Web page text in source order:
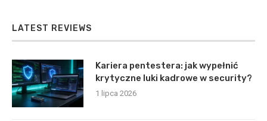
LATEST REVIEWS
Kariera pentestera: jak wypełnić
krytyczne luki kadrowe w security?
1 lipca 2026